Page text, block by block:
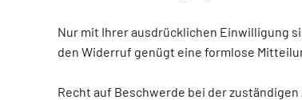
Nur mit Ihrer ausdrücklichen Einwilligung
den Widerruf genügt eine formlose
Recht auf Beschwerde bei der